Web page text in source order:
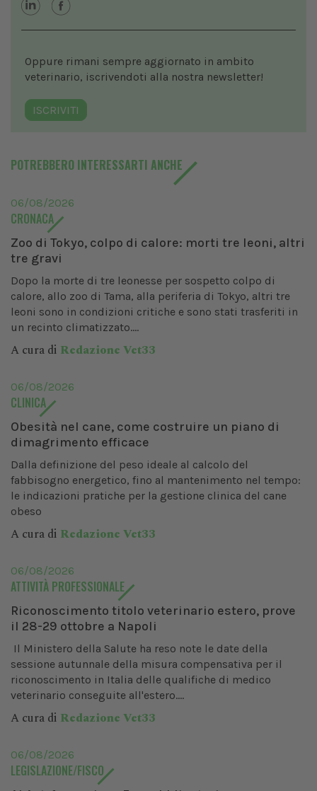
Oppure rimani sempre aggiornato in ambito
veterinario, iscrivendoti alla nostra newsletter!
ISCRIVITI
POTREBBERO INTERESSARTI ANCHE
06/08/2026
CRONACA
Zoo di Tokyo, colpo di calore: morti tre leoni, altri
tre gravi
Dopo la morte di tre leonesse per sospetto colpo di
calore, allo zoo di Tama, alla periferia di Tokyo, altri tre
leoni sono in condizioni critiche e sono stati trasferiti in
un recinto climatizzato....
A cura di Redazione Vet33
06/08/2026
CLINICA
Obesità nel cane, come costruire un piano di
dimagrimento efficace
Dalla definizione del peso ideale al calcolo del
fabbisogno energetico, fino al mantenimento nel tempo:
le indicazioni pratiche per la gestione clinica del cane
obeso
A cura di Redazione Vet33
06/08/2026
ATTIVITÀ PROFESSIONALE
Riconoscimento titolo veterinario estero, prove
il 28-29 ottobre a Napoli
Il Ministero della Salute ha reso note le date della
sessione autunnale della misura compensativa per il
riconoscimento in Italia delle qualifiche di medico
veterinario conseguite all'estero....
A cura di Redazione Vet33
06/08/2026
LEGISLAZIONE/FISCO